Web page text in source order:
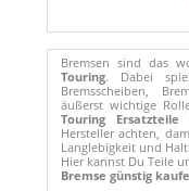
Bremsen sind das
Touring. Dabei
Bremsscheiben,
äußerst wichtige
Touring Ersatzteile
Hersteller achten,
Langlebigkeit und
Hier kannst Du Teile
Bremse günstig